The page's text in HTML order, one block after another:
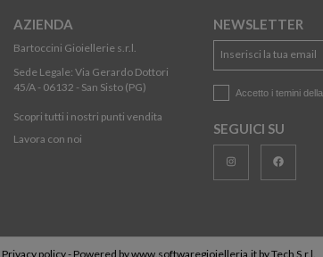
AZIENDA
Bartoccini Gioiellerie s.r.l.
Sede Legale: Via Gerardo Dottori
45/A - 06132 - San Sisto (PG)
Scopri tutti i nostri punti vendita
Lavora con noi
NEWSLETTER
Accetto i temini della
SEGUICI SU
Privacy policy- Powered bywww.softwaregioielleria.it byTech S.r.l.